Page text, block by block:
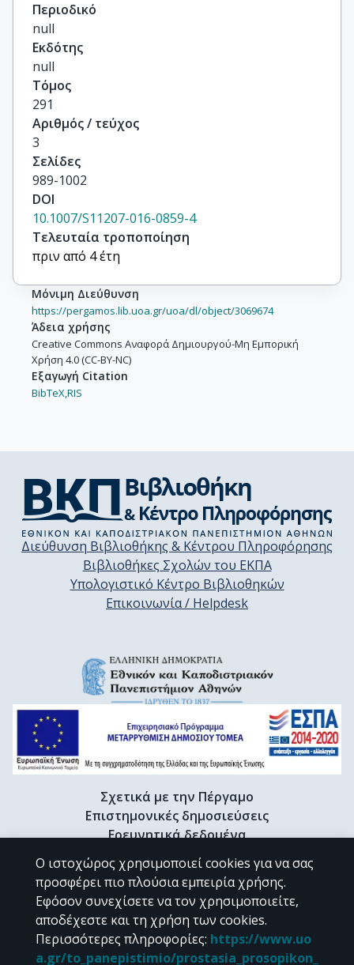
Περιοδικό
null
Εκδότης
null
Τόμος
291
Αριθμός / τεύχος
3
Σελίδες
989-1002
DOI
10.1007/S11207-016-0859-4
Τελευταία τροποποίηση
πριν από 4 έτη
Μόνιμη Διεύθυνση
https://pergamos.lib.uoa.gr/uoa/dl/object/3069674
Άδεια χρήσης
Creative Commons Αναφορά Δημιουργού-Μη Εμπορική
Χρήση 4.0 (CC-BY-NC)
Εξαγωγή Citation
BibTeX,RIS
Διεύθυνση Βιβλιοθήκης & Κέντρου Πληροφόρησης
Βιβλιοθήκες Σχολών του ΕΚΠΑ
Υπολογιστικό Κέντρο Βιβλιοθηκών
Επικοινωνία / Helpdesk
Σχετικά με την Πέργαμο
Επιστημονικές δημοσιεύσεις
Ερευνητικά δεδομένα
Διδακτορικές διατριβές & Γκρίζα βιβλιογραφία
Προφίλ Ερευνητή
CC BY-NC 4.0
Ο ιστοχώρος χρησιμοποιεί cookies για να σας
προσφέρει πιο πλούσια εμπειρία χρήσης.
Εφόσον συνεχίσετε να τον χρησιμοποιείτε,
αποδέχεστε και τη χρήση των cookies.
Περισσότερες πληροφορίες: https://www.uo
a.gr/to_panepistimio/prostasia_prosopikon_